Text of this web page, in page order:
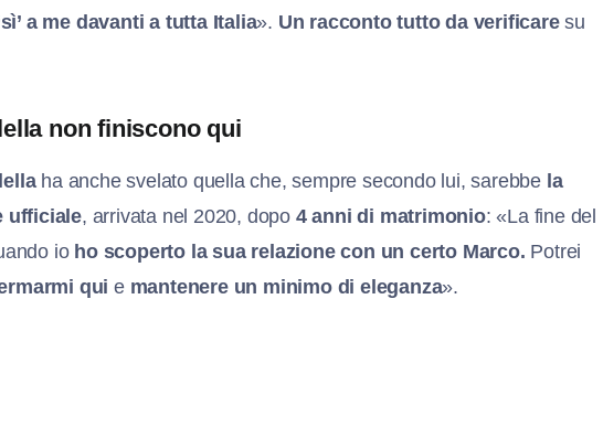
a me davanti a tutta Italia». Un racconto tutto da verificaresu
non finiscono qui
ha anche svelato quella che, sempre secondo lui, sarebbe la
ufficiale, arrivata nel 2020, dopo 4 anni di matrimonio: «La fine del
io ho scoperto la sua relazione con un certo Marco. Potrei
qui e mantenere un minimo di eleganza».